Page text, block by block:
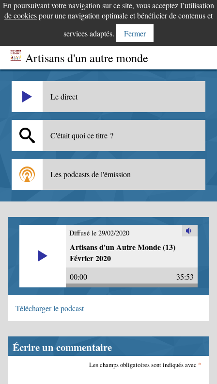
En poursuivant votre navigation sur ce site, vous acceptezl’utilisation
de cookiespour une navigation optimale et bénéficier de contenus et
services adaptés.
Fermer
Artisans d'un autre monde
Le direct
C'était quoi ce titre ?
Les podcasts de l'émission
Diffusé le 29/02/2020
Artisans d'un Autre Monde (13)
Février 2020
00:00 35:53
Télécharger le podcast
Écrire un commentaire
Les champs obligatoires sont indiqués avec *